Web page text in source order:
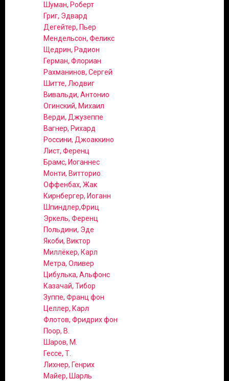
Шуман, Роберт
Григ, Эдвард
Дегейтер, Пьер
Мендельсон, Феликс
Щедрин, Радион
Герман, Флориан
Рахманинов, Сергей
Шитте, Людвиг
Вивальди, Антонио
Огинский, Михаил
Верди, Джузеппе
Вагнер, Рихард
Россини, Джоаккино
Лист, Ференц
Брамс, Иоганнес
Монти, Витторио
Оффенбах, Жак
Кирнбергер, Иоганн
Шпиндлер,Фриц
Эркель, Ференц
Польдини, Эде
Якоби, Виктор
Миллёкер, Карл
Метра, Оливер
Цибулька, Альфонс
Казачай, Тибор
Зуппе, Франц фон
Целлер, Карл
Флотов, Фридрих фон
Поор, В.
Шаров, М.
Гессе, Т.
Лихнер, Генрих
Майер, Шарль